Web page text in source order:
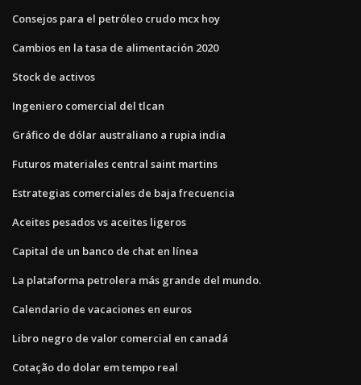
Consejos para el petróleo crudo mcx hoy
Cambios en la tasa de alimentación 2020
Stock de activos
Ingeniero comercial del tlcan
Gráfico de dólar australiano a rupia india
Futuros materiales central saint martins
Estrategias comerciales de baja frecuencia
Aceites pesados ​​vs aceites ligeros
Capital de un banco de chat en línea
La plataforma petrolera más grande del mundo.
Calendario de vacaciones en euros
Libro negro de valor comercial en canadá
Cotação do dolar em tempo real